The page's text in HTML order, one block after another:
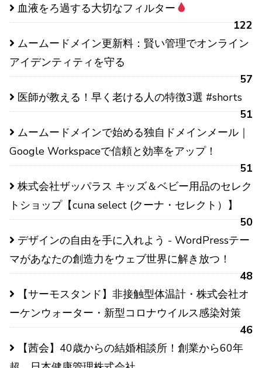
血液をろ過する大切なフィルター
122
ムームードメイン更新料：賢い管理でオンライン
アイデンティティを守る
57
医師が教える！早く老ける人の特徴3選 #shorts
51
ムームードメインで始める独自ドメインメール｜
Google Workspaceで信頼と効率をアップ！
51
株式会社ザッパラス キッズ＆ベビー用品のセレク
トショップ【cuna select (クーナ・セレクト）】
50
デザインの自由を手に入れよう - WordPressテー
マがあなたの創造力をウェブ世界に解き放つ！
48
【サーモスタンド】非接触型体温計・株式会社オ
ーケンウォーター・新型コロナウイルス感染対策
46
【茜会】40歳からの結婚相談所！創業から60年